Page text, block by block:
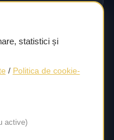
alegerea pieselor
întreținerii corecte.
statistici și
/ Politica de cookie-
active)